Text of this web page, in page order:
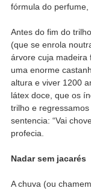
fórmula do
Antes do fim do
(que se enrola
árvore cuja madeira
uma enorme
altura e viver 1200
látex doce, que os
trilho e
sentencia: “Vai
profecia.
Nadar sem jacarés
A chuva (ou